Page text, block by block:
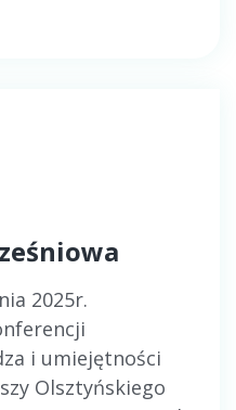
2025r.
i umiejętności
Olsztyńskiego